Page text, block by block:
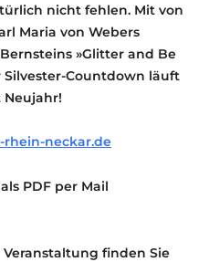
nicht fehlen. Mit von
Maria von Webers
»Glitter and Be
Silvester-Countdown läuft
Neujahr!
neckar.de
PDF per Mail
finden Sie